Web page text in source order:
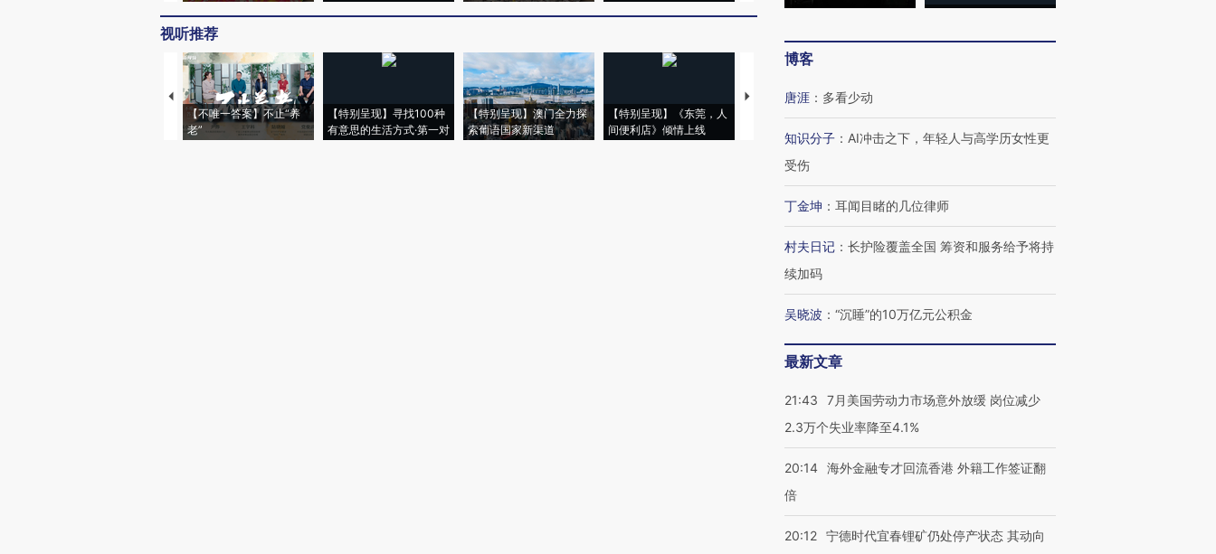
视听推荐
【不唯一答案】不止“养
老”
【特别呈现】寻找100种
有意思的生活方式·第一对
【特别呈现】澳门全力探
索葡语国家新渠道
【特别呈现】《东莞，人
间便利店》倾情上线
【推广】走进第四届链博
有意思的生活方式·第三对
住三大增长引擎是什么？
博客
唐涯 ： 多看少动
知识分子 ： AI冲击之下，年轻人与高学历女性更
受伤
丁金坤 ： 耳闻目睹的几位律师
村夫日记 ： 长护险覆盖全国 筹资和服务给予将持
续加码
吴晓波 ： “沉睡”的10万亿元公积金
最新文章
21:43
7月美国劳动力市场意外放缓 岗位减少
2.3万个失业率降至4.1%
20:14 海外金融专才回流香港 外籍工作签证翻
倍
20:12 宁德时代宜春锂矿仍处停产状态 其动向